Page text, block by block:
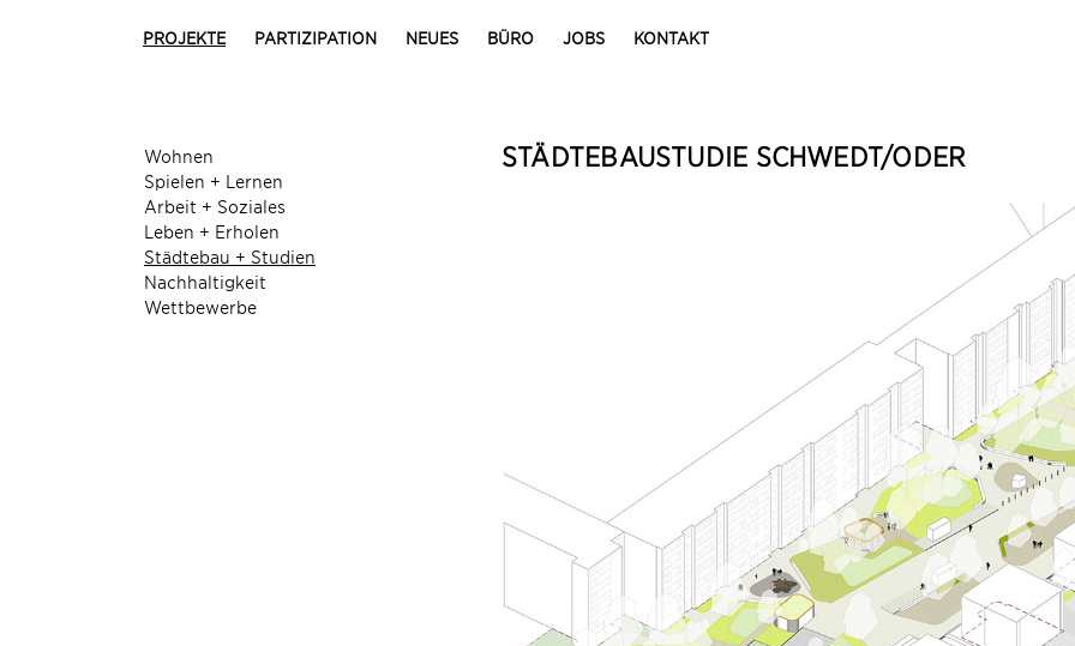
PROJEKTE PARTIZIPATION NEUES BÜRO JOBS KONTAKT
Wohnen
Spielen + Lernen
Arbeit + Soziales
Leben + Erholen
Städtebau + Studien
Nachhaltigkeit
Wettbewerbe
STÄDTEBAUSTUDIE SCHWEDT/ODER